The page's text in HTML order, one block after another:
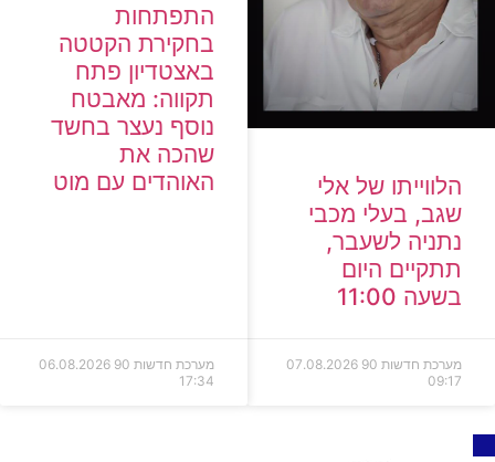
הלווייתו של אלי
שגב, בעלי מכבי
נתניה לשעבר,
תתקיים היום
בשעה 11:00
מערכת חדשות 90
07.08.2026
09:17
התפתחות
בחקירת הקטטה
באצטדיון פתח
תקווה: מאבטח
נוסף נעצר בחשד
שהכה את
האוהדים עם מוט
מערכת חדשות 90
06.08.2026
17:34